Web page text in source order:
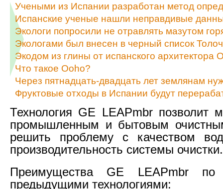
Учеными из Испании разработан метод
Испанские ученые нашли неправдивые
Экологи попросили не отравлять мазутом
Экологами был внесен в черный список
Экодом из глины от испанского архитектора
Что такое Ooho?
Через пятнадцать-двадцать лет землянам
Фруктовые отходы в Испании будут
Технология GE LEAPmbr позволит
промышленным и бытовым
решить проблему с качеством
производительность системы очистки.
Преимущества GE LEAPmbr
предыдущими технологиями: